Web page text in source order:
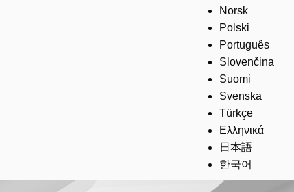
Norsk
Polski
Português
Slovenčina
Suomi
Svenska
Türkçe
Ελληνικά
日本語
한국어